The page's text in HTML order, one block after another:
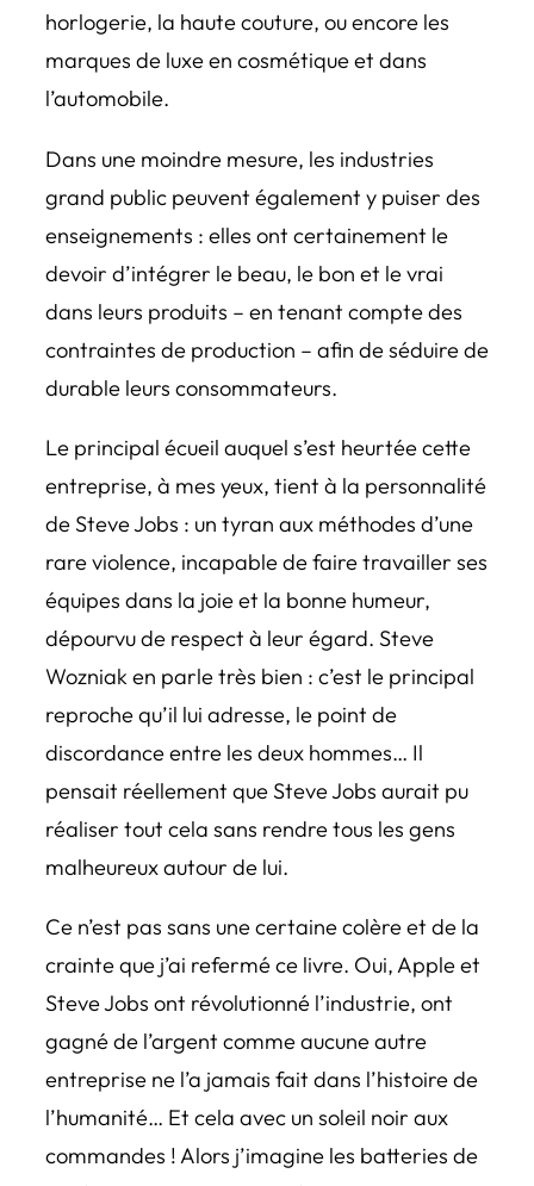
horlogerie, la haute couture, ou encore les
marques de luxe en cosmétique et dans
l’automobile.
Dans une moindre mesure, les industries
grand public peuvent également y puiser des
enseignements : elles ont certainement le
devoir d’intégrer le beau, le bon et le vrai
dans leurs produits – en tenant compte des
contraintes de production – afin de séduire de
durable leurs consommateurs.
Le principal écueil auquel s’est heurtée cette
entreprise, à mes yeux, tient à la personnalité
de Steve Jobs : un tyran aux méthodes d’une
rare violence, incapable de faire travailler ses
équipes dans la joie et la bonne humeur,
dépourvu de respect à leur égard. Steve
Wozniak en parle très bien : c’est le principal
reproche qu’il lui adresse, le point de
discordance entre les deux hommes… Il
pensait réellement que Steve Jobs aurait pu
réaliser tout cela sans rendre tous les gens
malheureux autour de lui.
Ce n’est pas sans une certaine colère et de la
crainte que j’ai refermé ce livre. Oui, Apple et
Steve Jobs ont révolutionné l’industrie, ont
gagné de l’argent comme aucune autre
entreprise ne l’a jamais fait dans l’histoire de
l’humanité… Et cela avec un soleil noir aux
commandes ! Alors j’imagine les batteries de